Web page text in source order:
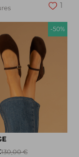
1
-50%
130,00 €